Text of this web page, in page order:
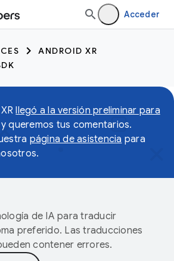
Acceder
ANDROID XR
llegó a la versión preliminar para
y queremos tus comentarios.
página de asistencia para
de IA para traducir
preferido. Las traducciones
contener errores.